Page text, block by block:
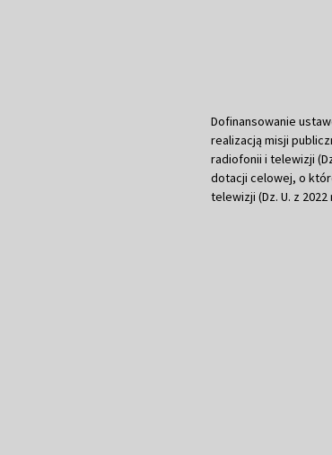
Dofinansowanie
realizacją misji
radiofonii i telewizji
dotacji celowej, o
telewizji (Dz. U. z 2022